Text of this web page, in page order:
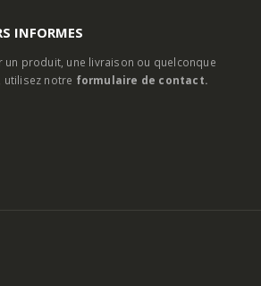
INFORMES
un produit, une livraison ou quelconque
utilisez notre formulaire de contact.